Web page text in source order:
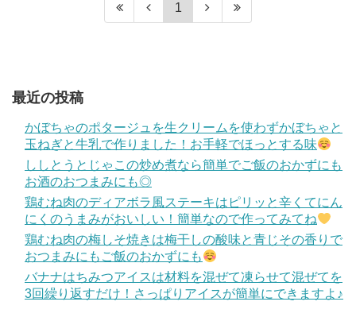
1
最近の投稿
かぼちゃのポタージュを生クリームを使わずかぼちゃと
玉ねぎと牛乳で作りました！お手軽でほっとする味
ししとうとじゃこの炒め煮なら簡単でご飯のおかずにも
お酒のおつまみにも◎
鶏むね肉のディアボラ風ステーキはピリッと辛くてにん
にくのうまみがおいしい！簡単なので作ってみてね
鶏むね肉の梅しそ焼きは梅干しの酸味と青じその香りで
おつまみにもご飯のおかずにも
バナナはちみつアイスは材料を混ぜて凍らせて混ぜてを
3回繰り返すだけ！さっぱりアイスが簡単にできますよ♪